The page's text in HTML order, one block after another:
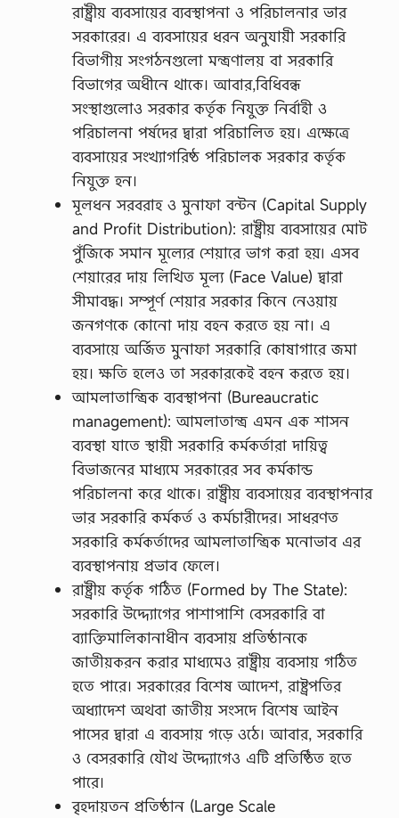
রাষ্ট্রীয় ব্যবসায়ের ব্যবস্থাপনা ও পরিচালনার ভার
সরকারের। এ ব্যবসায়ের ধরন অনুযায়ী সরকারি
বিভাগীয় সংগঠনগুলো মন্ত্রণালয় বা সরকারি
বিভাগের অধীনে থাকে। আবার,বিধিবন্ধ
সংস্থাগুলোও সরকার কর্তৃক নিযুক্ত নির্বাহী ও
পরিচালনা পর্ষদের দ্বারা পরিচালিত হয়। এক্ষেত্রে
ব্যবসায়ের সংখ্যাগরিষ্ঠ পরিচালক সরকার কর্তৃক
নিযুক্ত হন।
মূলধন সরবরাহ ও মুনাফা বন্টন (Capital Supply
and Profit Distribution): রাষ্ট্রীয় ব্যবসায়ের মোট
পুঁজিকে সমান মূল্যের শেয়ারে ভাগ করা হয়৷ এসব
শেয়ারের দায় লিখিত মূল্য (Face Value) দ্বারা
সীমাবদ্ধ। সম্পূর্ণ শেয়ার সরকার কিনে নেওয়ায়
জনগণকে কোনো দায় বহন করতে হয় না। এ
ব্যবসায়ে অর্জিত মুনাফা সরকারি কোষাগারে জমা
হয়। ক্ষতি হলেও তা সরকারকেই বহন করতে হয়।
আমলাতান্ত্রিক ব্যবস্থাপনা (Bureaucratic
management): আমলাতান্ত্র এমন এক শাসন
ব্যবস্থা যাতে স্থায়ী সরকারি কর্মকর্তারা দায়িত্ব
বিভাজনের মাধ্যমে সরকারের সব কর্মকান্ড
পরিচালনা করে থাকে। রাষ্ট্রীয় ব্যবসায়ের ব্যবস্থাপনার
ভার সরকারি কর্মকর্ত ও কর্মচারীদের। সাধরণত
সরকারি কর্মকর্তাদের আমলাতান্ত্রিক মনোভাব এর
ব্যবস্থাপনায় প্রভাব ফেলে।
রাষ্ট্রীয় কর্তৃক গঠিত (Formed by The State):
সরকারি উদ্দ্যোগের পাশাপাশি বেসরকারি বা
ব্যাক্তিমালিকানাধীন ব্যবসায় প্রতিষ্ঠানকে
জাতীয়করন করার মাধ্যমেও রাষ্ট্রীয় ব্যবসায় গঠিত
হতে পারে। সরকারের বিশেষ আদেশ, রাষ্ট্রপতির
অধ্যাদেশ অথবা জাতীয় সংসদে বিশেষ আইন
পাসের দ্বারা এ ব্যবসায় গড়ে ওঠে। আবার, সরকারি
ও বেসরকারি যৌথ উদ্দ্যোগেও এটি প্রতিষ্ঠিত হতে
পারে।
বৃহদায়তন প্রতিষ্ঠান (Large Scale